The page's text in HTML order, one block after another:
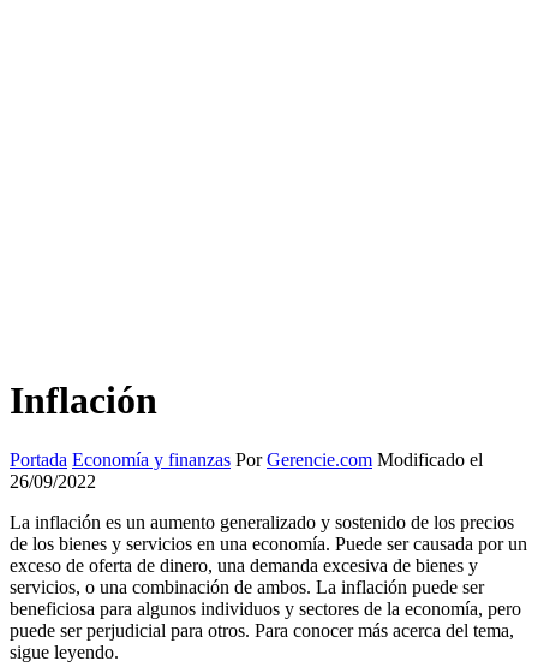
Inflación
Portada Economía y finanzas PorGerencie.com Modificado el
26/09/2022
La inflación es un aumento generalizado y sostenido de los precios
de los bienes y servicios en una economía. Puede ser causada por un
exceso de oferta de dinero, una demanda excesiva de bienes y
servicios, o una combinación de ambos. La inflación puede ser
beneficiosa para algunos individuos y sectores de la economía, pero
puede ser perjudicial para otros. Para conocer más acerca del tema,
sigue leyendo.